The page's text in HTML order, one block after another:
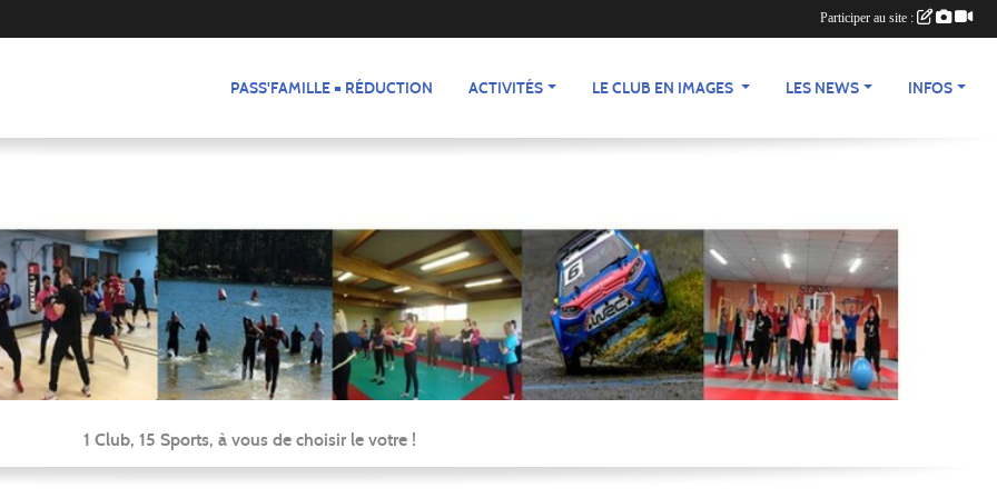
PASS'FAMILLE = RÉDUCTION ACTIVITÉS LE CLUB EN IMAGES LES NEWS INFOS
1 Club, 15 Sports, à vous de choisir le votre !
Participer au site :